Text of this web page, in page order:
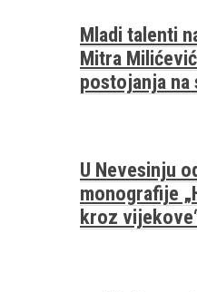
Mladi talenti
Mitra
postojanja na
U Nevesinju
monografije
kroz